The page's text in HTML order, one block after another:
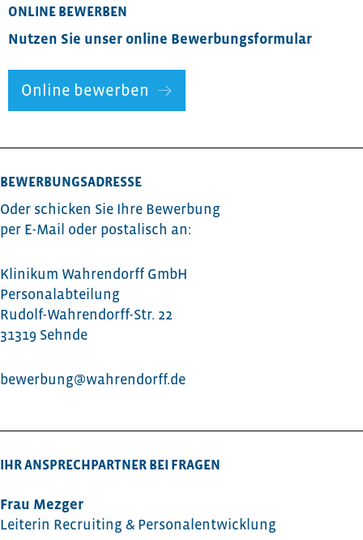
ONLINE BEWERBEN
Nutzen Sie unser online Bewerbungsformular
Online bewerben
BEWERBUNGSADRESSE
Oder schicken Sie Ihre Bewerbung
per E-Mail oder postalisch an:
Klinikum Wahrendorff GmbH
Personalabteilung
Rudolf-Wahrendorff-Str. 22
31319 Sehnde
bewerbung@wahrendorff.de
IHR ANSPRECHPARTNER BEI FRAGEN
Frau Mezger
Leiterin Recruiting & Personalentwicklung